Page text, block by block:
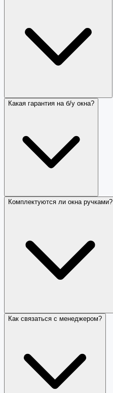
Какая гарантия на б/у окна?
Комплектуются ли окна ручками?
Как связаться с менеджером?